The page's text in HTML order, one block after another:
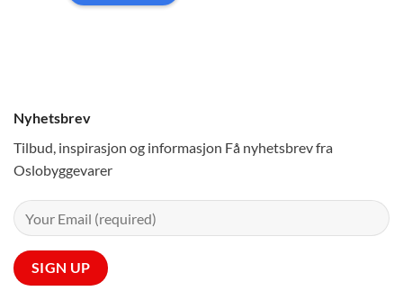
Nyhetsbrev
Tilbud, inspirasjon og informasjon Få nyhetsbrev fra
Oslobyggevarer